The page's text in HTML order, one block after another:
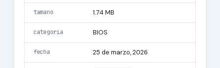
tamano 1.74 MB
categoria BIOS
fecha 25 de marzo, 2026